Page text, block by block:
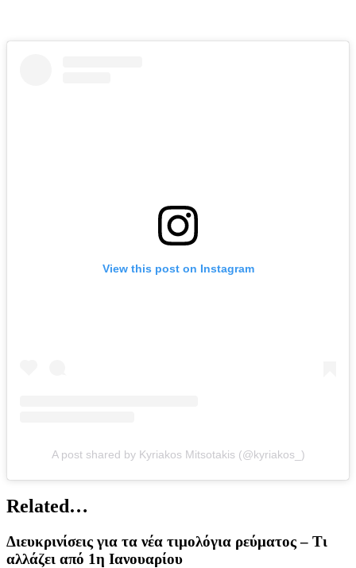
View this post on Instagram
A post shared by Kyriakos Mitsotakis (@kyriakos_)
Related…
Διευκρινίσεις για τα νέα τιμολόγια ρεύματος – Τι
αλλάζει από 1η Ιανουαρίου